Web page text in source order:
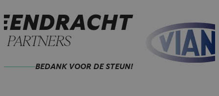
PARTNERS
BEDANK VOOR DE STEUN!